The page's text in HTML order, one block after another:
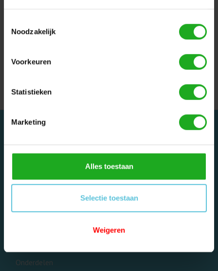
Noodzakelijk
Voorkeuren
Statistieken
Marketing
Alles toestaan
Selectie toestaan
Weigeren
Dolphin S200
Dolphinrobot
Dolphinrobot - Onderdeel van Zwemland B.V. www.zwemland.nl
Categorieën
Onderdelen